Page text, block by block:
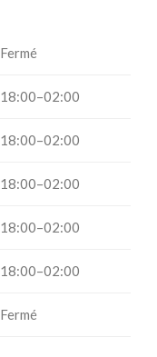
Fermé
18:00–02:00
18:00–02:00
18:00–02:00
18:00–02:00
18:00–02:00
Fermé